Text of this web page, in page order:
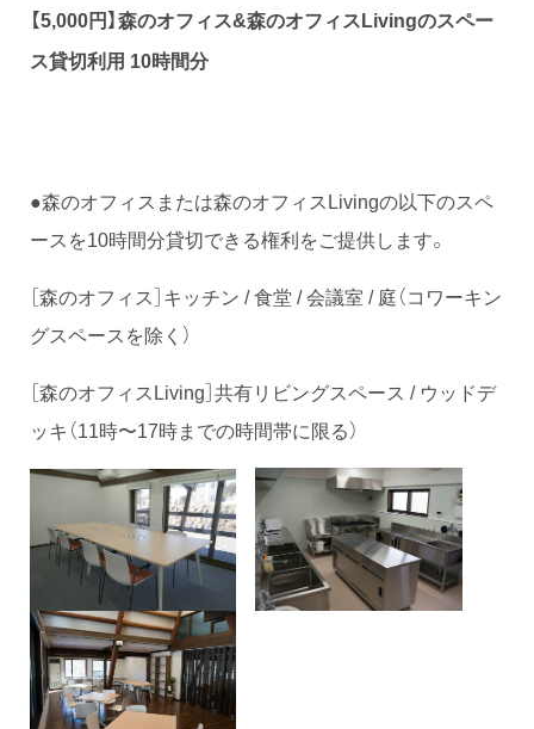
【5,000円】森のオフィス&森のオフィスLivingのスペー
ス貸切利用 10時間分
●森のオフィスまたは森のオフィスLivingの以下のスペ
ースを10時間分貸切できる権利をご提供します。
［森のオフィス］キッチン / 食堂 / 会議室 / 庭（コワーキン
グスペースを除く）
［森のオフィスLiving］共有リビングスペース / ウッドデ
ッキ（11時〜17時までの時間帯に限る）